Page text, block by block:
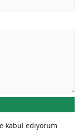
kabul ediyorum